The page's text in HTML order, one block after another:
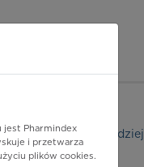
gdzie indziej
Pharmindex
i przetwarza
plików cookies.